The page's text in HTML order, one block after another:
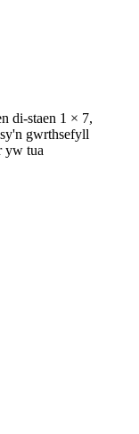
di-staen 1 × 7,
gwrthsefyll
yw tua